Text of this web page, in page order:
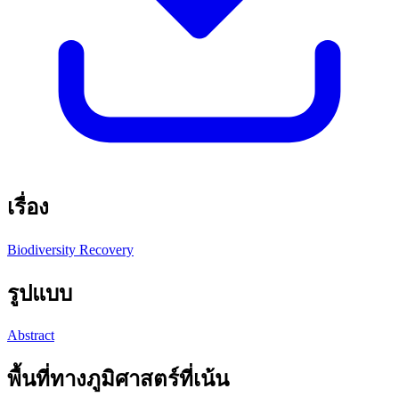
เรื่อง
Biodiversity Recovery
รูปแบบ
Abstract
พื้นที่ทางภูมิศาสตร์ที่เน้น